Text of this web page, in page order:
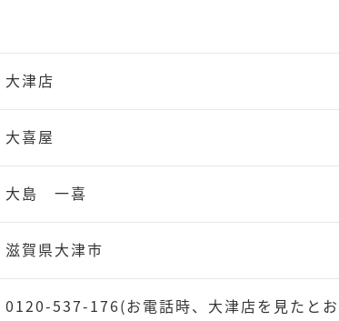
大津店
大喜屋
大島 一喜
滋賀県大津市
0120-537-176(お電話時、大津店を見たと